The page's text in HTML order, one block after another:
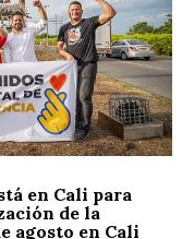
en Cali para
de la
agosto en Cali